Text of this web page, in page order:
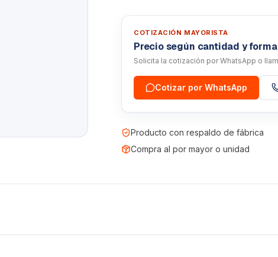
COTIZACIÓN MAYORISTA
Precio según cantidad y
Solicita la cotización por WhatsApp o
Cotizar por WhatsApp
Producto con respaldo de fábrica
Compra al por mayor o unidad